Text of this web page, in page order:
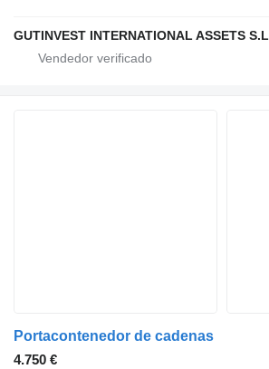
GUTINVEST INTERNATIONAL ASSETS S.L
Portacontenedor de cadenas
4.750 €